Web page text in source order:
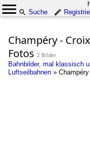
Suche
Champéry -
Fotos 2 Bilder
Bahnbilder, mal klassisch
Luftseilbahnen »